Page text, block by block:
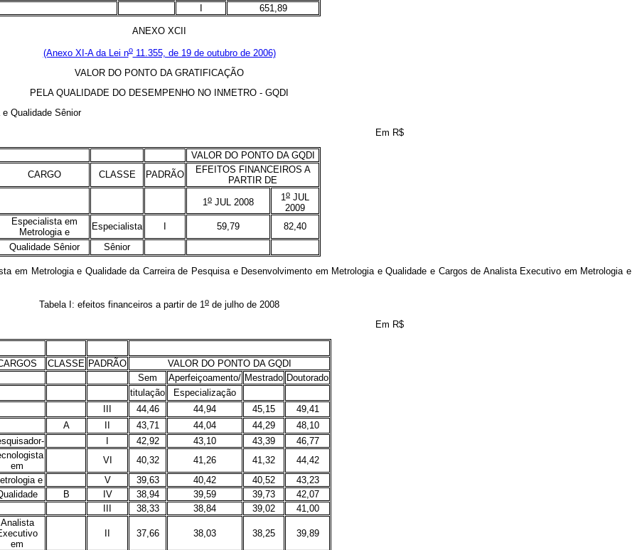
651,89
ANEXO XCII
(Anexo XI-A da Lei no11.355, de 19 de outubro de 2006)
VALOR DO PONTO DA GRATIFICAÇÃO
PELA QUALIDADE DO DESEMPENHO NO INMETRO - GQDI
Qualidade Sênior
Em R$
VALOR DO PONTO DA GQDI
CARGO
CLASSE PADRÃO
EFEITOS FINANCEIROS A
PARTIR DE
1o JUL 2008 1o JUL
2009
Especialista em
Metrologia e
Especialista 59,79
82,40
Qualidade Sênior
Sênior
Metrologia e Qualidade da Carreira de Pesquisa e Desenvolvimento em Metrologia e Qualidade e Cargos de Analista Executivo em Metrologia e
Tabela I: efeitos financeiros a partir de 1o de julho de 2008
Em R$
CLASSE PADRÃO
VALOR DO PONTO DA GQDI
Sem
Aperfeiçoamento/ Mestrado Doutorado
titulação
Especialização
III
44,46 44,94 45,15
49,41
A
II 43,71 44,04 44,29
48,10
I 42,92 43,10 43,39
46,77
em
VI 40,32 41,26 41,32
44,42
e
V 39,63 40,42 40,52
43,23
B IV 38,94 39,59 39,73
42,07
III
38,33 38,84 39,02
41,00
Analista
em
II 37,66 38,03 38,25 39,89